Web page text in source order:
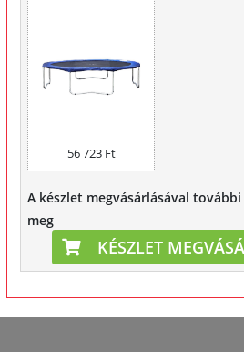
56 723 Ft
A készlet megvásárlásával további
meg
KÉSZLET